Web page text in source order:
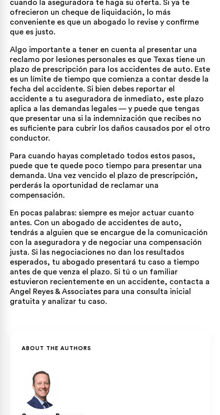
cuando la aseguradora te haga su oferta. Si ya te
ofrecieron un cheque de liquidación, lo más
conveniente es que un abogado lo revise y confirme
que es justo.
Algo importante a tener en cuenta al presentar una
reclamo por lesiones personales es que Texas tiene un
plazo de prescripción para los accidentes de auto. Este
es un límite de tiempo que comienza a contar desde la
fecha del accidente. Si bien debes reportar el
accidente a tu aseguradora de inmediato, este plazo
aplica a las demandas legales — y puede que tengas
que presentar una si la indemnización que recibes no
es suficiente para cubrir los daños causados por el otro
conductor.
Para cuando hayas completado todos estos pasos,
puede que te quede poco tiempo para presentar una
demanda. Una vez vencido el plazo de prescripción,
perderás la oportunidad de reclamar una
compensación.
En pocas palabras: siempre es mejor actuar cuanto
antes. Con un abogado de accidentes de auto,
tendrás a alguien que se encargue de la comunicación
con la aseguradora y de negociar una compensación
justa. Si las negociaciones no dan los resultados
esperados, tu abogado presentará tu caso a tiempo
antes de que venza el plazo. Si tú o un familiar
estuvieron recientemente en un accidente, contacta a
Angel Reyes & Associates para una consulta inicial
gratuita y analizar tu caso.
ABOUT THE AUTHORS